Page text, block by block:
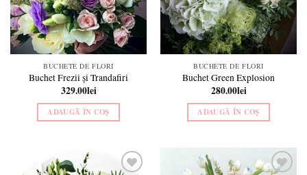
BUCHETE DE FLORI
Buchet Frezii și Trandafiri
329.00lei
ADAUGĂ ÎN COȘ
BUCHETE DE FLORI
Buchet Green Explosion
280.00lei
ADAUGĂ ÎN COȘ